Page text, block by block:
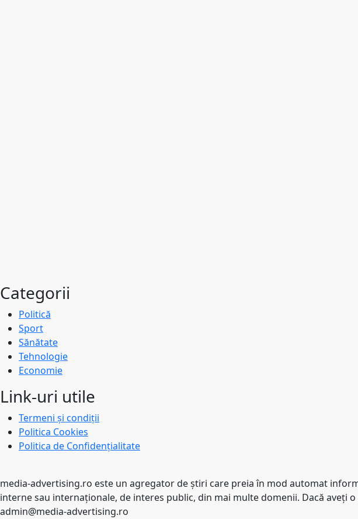
Categorii
Politică
Sport
Sănătate
Tehnologie
Economie
Link-uri utile
Termeni și condiții
Politica Cookies
Politica de Confidențialitate
media-advertising.ro este un agregator de ştiri care preia în mod automat
interne sau internaţionale, de interes public, din mai multe domenii. Dacă
admin@media-advertising.ro